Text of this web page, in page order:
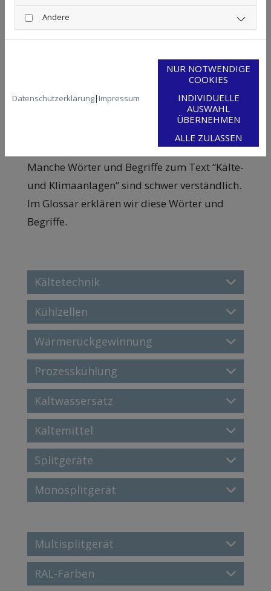
Wir bieten auch spezielle Klimaanlagen
für Unternehmen und Gewerberäume
an, damit es immer angenehm kühl ist.
Manche Wörter und Begriffe zum Text “Kälte-
und Klimaanlagen” sind schwer verständlich.
Im Glossar erklären wir diese Wörter und
Begriffe.
Kältetechnik
Kühlzellen
Wärmerückgewinnung
Prozesskühlung
Kaltwassersatz
Kältemittel
Splitgeräte
Monosplitgerät
Multisplitgerät
RAL-Farben
Andere
Datenschutzerklärung| Impressum
NUR NOTWENDIGE
COOKIES
INDIVIDUELLE
AUSWAHL
ÜBERNEHMEN
ALLE ZULASSEN